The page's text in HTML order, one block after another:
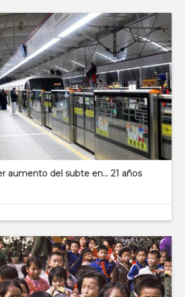
aumento del subte en… 21 años